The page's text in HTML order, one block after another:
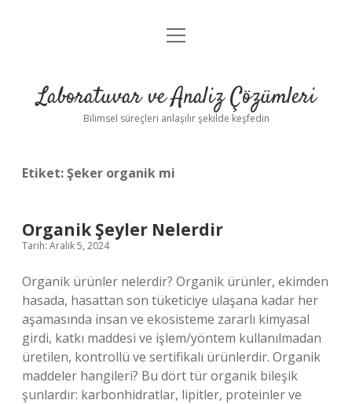
Anasayfa
Yasal Uyarı
menüyü
Laboratuvar ve Analiz Çözümleri
Bilimsel süreçleri anlaşılır şekilde keşfedin
Etiket:Şeker organik mi
Organik Şeyler Nelerdir
Tarih: Aralık 5, 2024
Organik ürünler nelerdir? Organik ürünler, ekimden
hasada, hasattan son tüketiciye ulaşana kadar her
aşamasında insan ve ekosisteme zararlı kimyasal
girdi, katkı maddesi ve işlem/yöntem kullanılmadan
üretilen, kontrollü ve sertifikalı ürünlerdir. Organik
maddeler hangileri? Bu dört tür organik bileşik
şunlardır: karbonhidratlar, lipitler, proteinler ve